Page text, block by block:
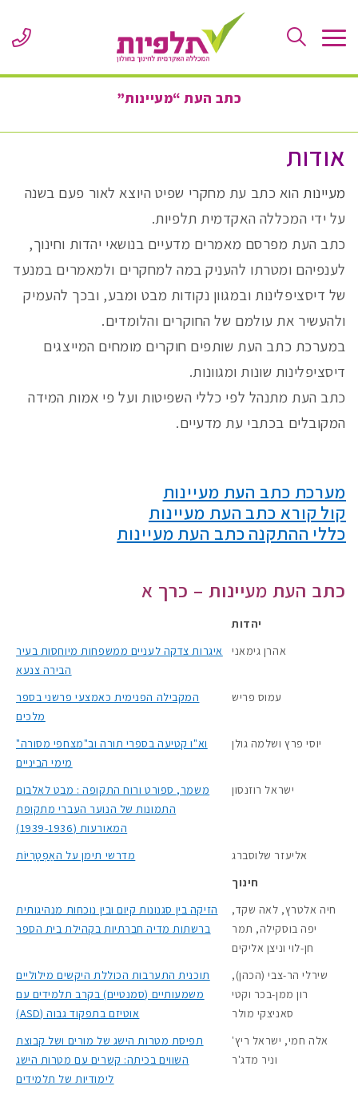
Content
כתב העת “מעיינות”
אודות
מעיינותהוא כתב עת מחקרי שפיט היוצא לאור פעם בשנה
על ידי המכללה האקדמית תלפיות.
כתב העת מפרסם מאמרים מדעיים בנושאי יהדות וחינוך,
לענפיהם ומטרתו להעניק במה למחקרים ולמאמרים במנעד
של דיסציפלינות ובמגוון נקודות מבט ומבע, ובכך להעמיק
ולהעשיר את עולמם של החוקרים והלומדים.
במערכת כתב העת שותפים חוקרים מומחים המייצגים
דיסציפלינות שונות ומגוונות.
כתב העת מתנהל לפי כללי השפיטות ועל פי אמות המידה
המקובלים בכתבי עת מדעיים.
מערכת כתב העת מעיינות
קול קורא כתב העת מעיינות
כללי ההתקנה כתב העת מעיינות
כתב העת מעיינות – כרך א
יהדות
אהרן גימאני
איגרות צדקה לעניים ממשפחות מיוחסות בעיר
הבירה צנעא
עמוס פריש
המקבילה הפנימית כאמצעי פרשני בספר
מלכים
יוסי פרץ ושלמה גולן
וא"ו קטיעה בספרי תורה וב"מצחפי מסורה"
מימי הביניים
ישראל רוזנסון
משמר, ספורט ורוח התקופה : מבט לאלבום
התמונות של הנוער העברי מתקופת
המאורעות (1939-1936)
אליעזר שלוסברג
מדרשי תימן על האַפְטָרִיּוֹת
חינוך
חיה אלטרץ, לאה שקד,
יפה בוסקילה, תמר
חן-לוי וניצן אליקים
הזיקה בין סגנונות קיום ובין נוכחות מנהיגותית
ברשתות מדיה חברתיות בקהילת בית הספר
שירלי הר-צבי (הכהן),
רון ממן-בכר וקטי
סאניצקי מולר
תוכנית התערבות הכוללת היקשים מילוליים
משמעותיים (סמנטיים) בקרב תלמידים עם
אוטיזם בתפקוד גבוה (ASD)
אלה חמי, ישראל ריץ'
וניר מדג'ר
תפיסת מטרות הישג של מורים ושל קבוצת
השווים בכיתה: קשרים עם מטרות הישג
לימודיות של תלמידים